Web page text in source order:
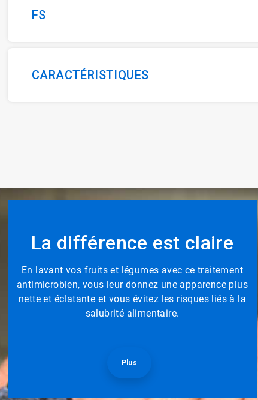
FS
CARACTÉRISTIQUES
La différence est claire
En lavant vos fruits et légumes avec ce traitement
antimicrobien, vous leur donnez une apparence plus
nette et éclatante et vous évitez les risques liés à la
salubrité alimentaire.
Plus